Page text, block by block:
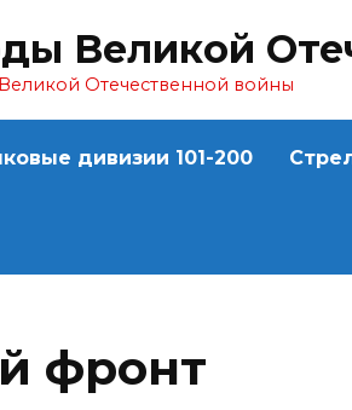
Великой
Отечественной войны
дивизии 101-200
фронт